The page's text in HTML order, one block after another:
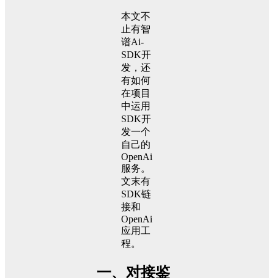
本文不
止有智
谱Ai-
SDK开
发，还
有如何
在项目
中运用
SDK开
发一个
自己的
OpenAi
服务。
文末有
SDK链
接和
OpenAi
应用工
程。
一、对接鉴